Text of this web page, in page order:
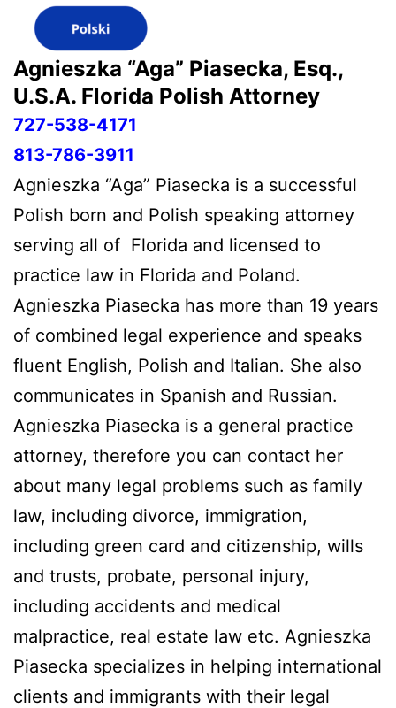
Agnieszka “Aga” Piasecka, Esq.,
U.S.A. Florida Polish Attorney
727-538-4171
813-786-3911
Agnieszka “Aga” Piasecka is a successful
Polish born and Polish speaking attorney
serving all of Florida and licensed to
practice law in Florida and Poland.
Agnieszka Piasecka has more than 19 years
of combined legal experience and speaks
fluent English, Polish and Italian. She also
communicates in Spanish and Russian.
Agnieszka Piasecka is a general practice
attorney, therefore you can contact her
about many legal problems such as family
law, including divorce, immigration,
including green card and citizenship, wills
and trusts, probate, personal injury,
including accidents and medical
malpractice, real estate law etc. Agnieszka
Piasecka specializes in helping international
clients and immigrants with their legal